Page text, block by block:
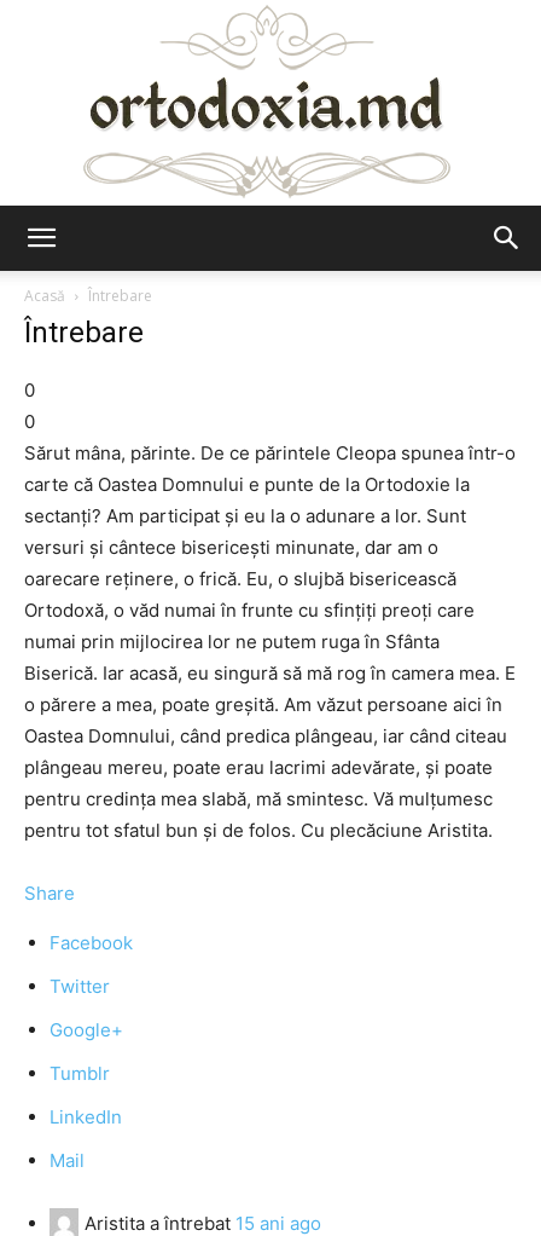
Acasă
Întrebare
Întrebare
0
0
Sărut mâna, părinte. De ce părintele Cleopa spunea într-o
carte că Oastea Domnului e punte de la Ortodoxie la
sectanți? Am participat și eu la o adunare a lor. Sunt
versuri și cântece bisericești minunate, dar am o
oarecare reținere, o frică. Eu, o slujbă bisericească
Ortodoxă, o văd numai în frunte cu sfințiți preoți care
numai prin mijlocirea lor ne putem ruga în Sfânta
Biserică. Iar acasă, eu singură să mă rog în camera mea. E
o părere a mea, poate greșită. Am văzut persoane aici în
Oastea Domnului, când predica plângeau, iar când citeau
plângeau mereu, poate erau lacrimi adevărate, și poate
pentru credința mea slabă, mă smintesc. Vă mulțumesc
pentru tot sfatul bun și de folos. Cu plecăciune Aristita.
Share
Facebook
Twitter
Google+
Tumblr
LinkedIn
Mail
Aristita a întrebat 15 ani ago